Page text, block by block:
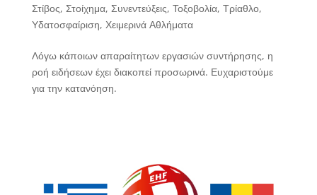
Στίβος, Στοίχημα, Συνεντεύξεις, Τοξοβολία, Τρίαθλο,
Υδατοσφαίριση, Χειμερινά Αθλήματα
Λόγω κάποιων απαραίτητων εργασιών συντήρησης, η
ροή ειδήσεων έχει διακοπεί προσωρινά. Ευχαριστούμε
για την κατανόηση.